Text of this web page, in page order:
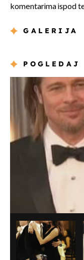
komentarima ispod
GALERIJA
POGLEDAJ